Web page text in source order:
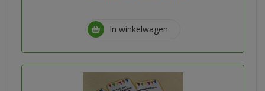
In winkelwagen